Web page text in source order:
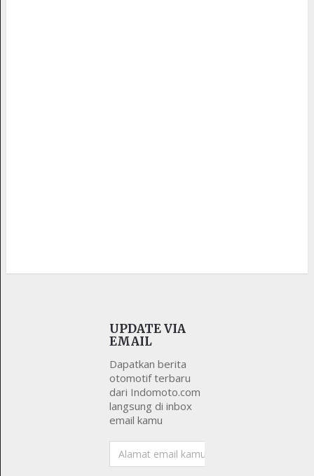
UPDATE VIA
EMAIL
Dapatkan berita
otomotif terbaru
dari Indomoto.com
langsung di inbox
email kamu
Alamat
email